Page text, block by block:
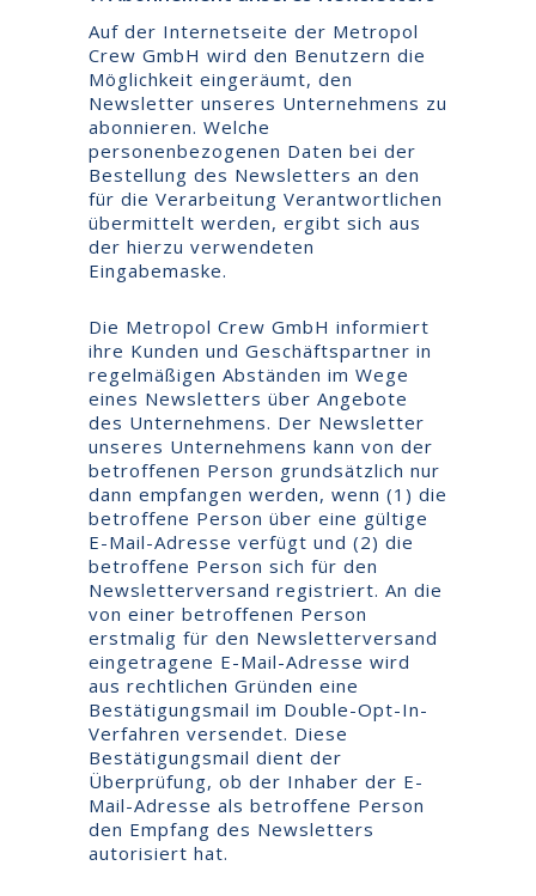
Auf der Internetseite der Metropol
Crew GmbH wird den Benutzern die
Möglichkeit eingeräumt, den
Newsletter unseres Unternehmens zu
abonnieren. Welche
personenbezogenen Daten bei der
Bestellung des Newsletters an den
für die Verarbeitung Verantwortlichen
übermittelt werden, ergibt sich aus
der hierzu verwendeten
Eingabemaske.
Die Metropol Crew GmbH informiert
ihre Kunden und Geschäftspartner in
regelmäßigen Abständen im Wege
eines Newsletters über Angebote
des Unternehmens. Der Newsletter
unseres Unternehmens kann von der
betroffenen Person grundsätzlich nur
dann empfangen werden, wenn (1) die
betroffene Person über eine gültige
E-Mail-Adresse verfügt und (2) die
betroffene Person sich für den
Newsletterversand registriert. An die
von einer betroffenen Person
erstmalig für den Newsletterversand
eingetragene E-Mail-Adresse wird
aus rechtlichen Gründen eine
Bestätigungsmail im Double-Opt-In-
Verfahren versendet. Diese
Bestätigungsmail dient der
Überprüfung, ob der Inhaber der E-
Mail-Adresse als betroffene Person
den Empfang des Newsletters
autorisiert hat.